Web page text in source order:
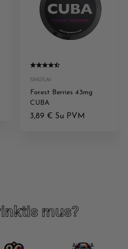
SNUSAI
Forest Berries 43mg
CUBA
3,89 € Su PVM
mus?